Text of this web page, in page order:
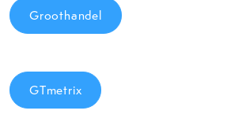
Groothandel
GTmetrix